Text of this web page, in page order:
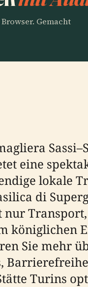
Gemacht
eine
lokale
di
königlichen
Sie mehr
Turins